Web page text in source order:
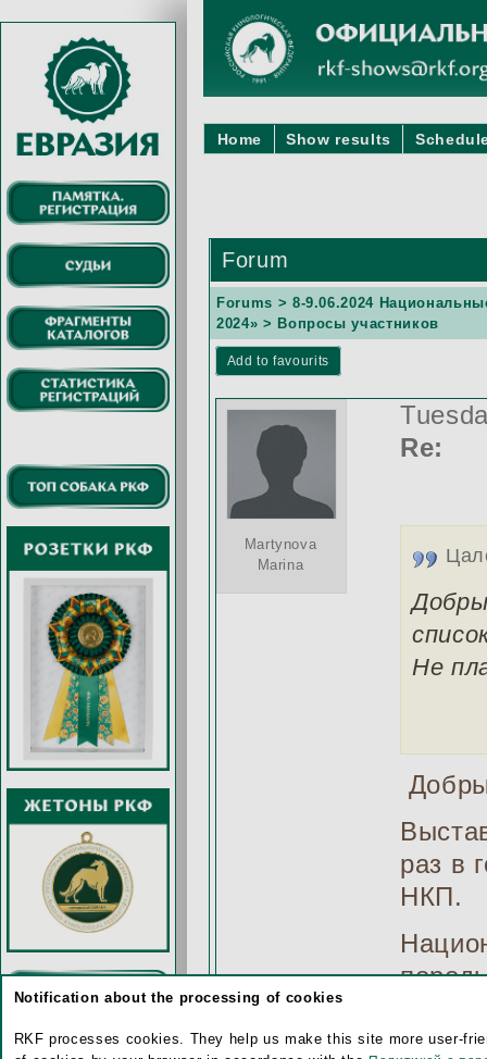
Home Show results
Forum
Forums > 8-9.06.2024
2024» > Вопросы участников
Add to favourits
Martynova
Marina
Re:
Не
раз в
НКП.
Notification about the processing of cookies
RKF processes cookies. They help us make this site more user-